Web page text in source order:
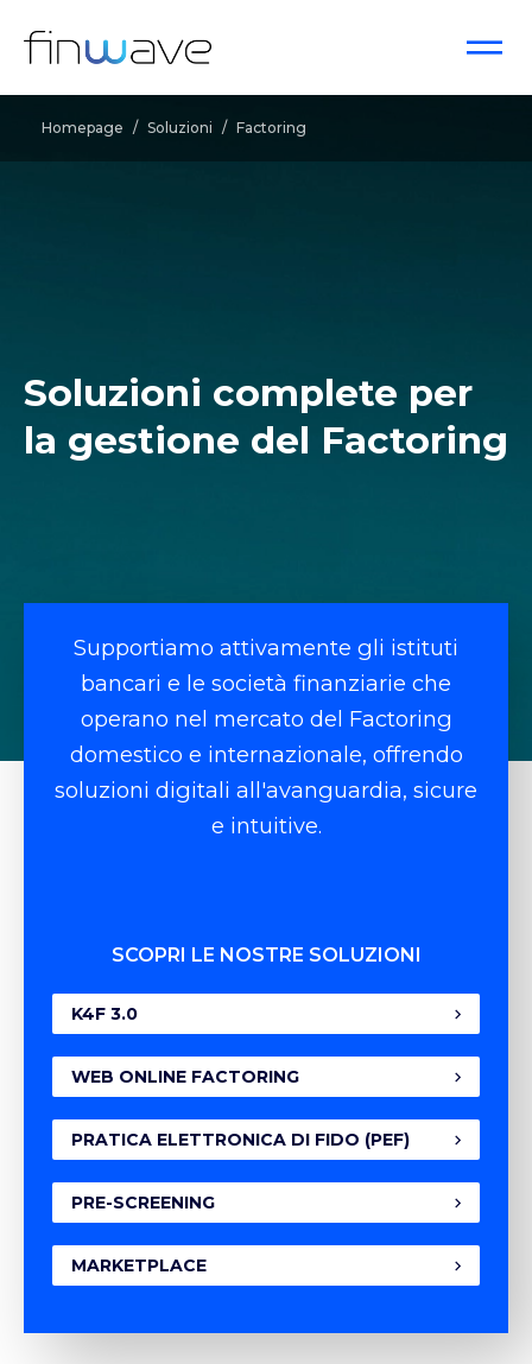
Homepage / Soluzioni / Factoring
Soluzioni complete per
la gestione del Factoring
Supportiamo attivamente gli istituti
bancari e le società finanziarie che
operano nel mercato del Factoring
domestico e internazionale, offrendo
soluzioni digitali all'avanguardia, sicure
e intuitive.
SCOPRI LE NOSTRE SOLUZIONI
K4F 3.0
WEB ONLINE FACTORING
PRATICA ELETTRONICA DI FIDO (PEF)
PRE-SCREENING
MARKETPLACE